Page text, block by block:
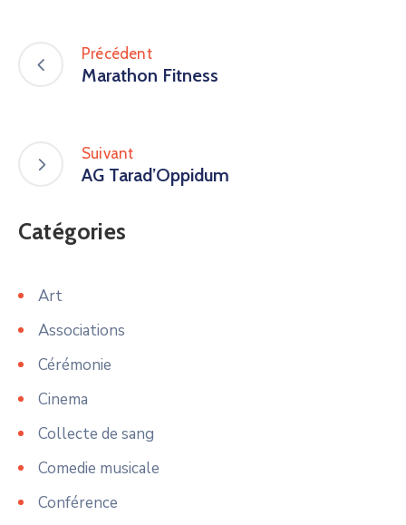
Précédent
Marathon Fitness
Suivant
AG Tarad’Oppidum
Catégories
Art
Associations
Cérémonie
Cinema
Collecte de sang
Comedie musicale
Conférence